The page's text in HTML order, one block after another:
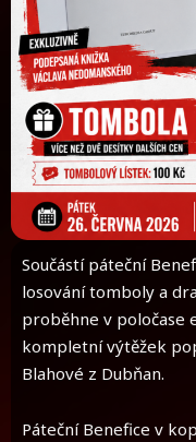
Součástí páteční
losování tomboly a
proběhne v poločase
kompletní výtěžek
Blahové z Dubňan.
Páteční Benefice v